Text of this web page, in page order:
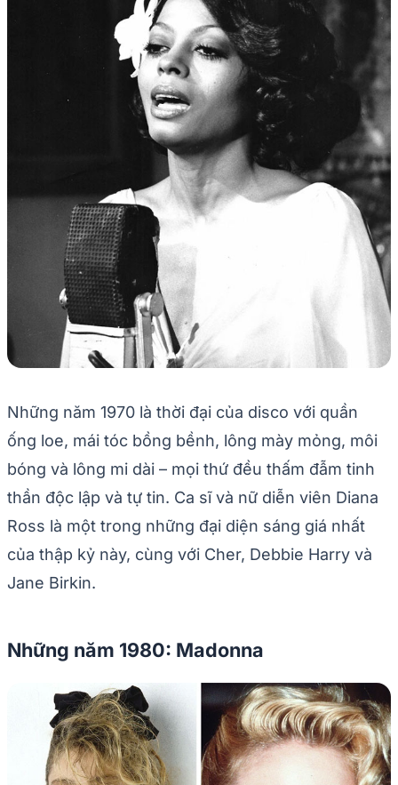
Những năm 1970 là thời đại của disco với quần
ống loe, mái tóc bồng bềnh, lông mày mỏng, môi
bóng và lông mi dài – mọi thứ đều thấm đẫm tinh
thần độc lập và tự tin. Ca sĩ và nữ diễn viên Diana
Ross là một trong những đại diện sáng giá nhất
của thập kỷ này, cùng với Cher, Debbie Harry và
Jane Birkin.
Những năm 1980: Madonna